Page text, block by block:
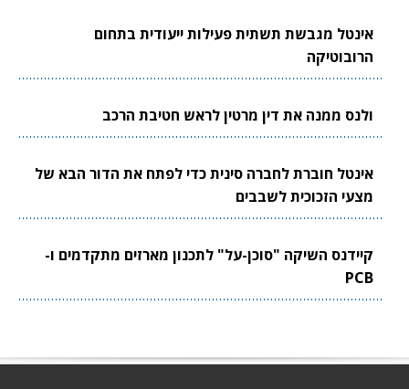
אינטל מגבשת תשתית פעילות ייעודית בתחום
הרובוטיקה
ולנס ממנה את דין מרטין לראש חטיבת הרכב
אינטל חוברת לחברה סינית כדי לפתח את הדור הבא של
מצעי הזכוכית לשבבים
קיידנס השיקה "סוכן-על" לתכנון מארזים מתקדמים ו-
PCB